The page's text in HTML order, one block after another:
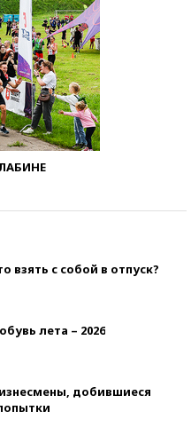
с собой в отпуск?
лета – 2026
добившиеся